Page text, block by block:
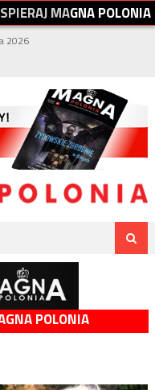
SPIERAJMAGNAPOLONIA
2026
POLONIA